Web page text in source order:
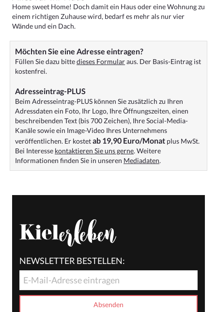
Home sweet Home! Doch damit ein Haus oder eine Wohnung zu
einem richtigen Zuhause wird, bedarf es mehr als nur vier
Wände und ein Dach.
Möchten Sie eine Adresse eintragen?
Füllen Sie dazu bittedieses Formularaus. Der Basis-Eintrag ist
kostenfrei.
Adresseintrag-PLUS
Beim Adresseintrag-PLUS können Sie zusätzlich zu Ihren
Adressdaten ein Foto, Ihr Logo, Ihre Öffnungszeiten, einen
beschreibenden Text (bis 700 Zeichen), Ihre Social-Media-
Kanäle sowie ein Image-Video Ihres Unternehmens
veröffentlichen. Er kostetab 19,90 Euro/Monat plus MwSt.
Bei Interesse kontaktieren Sie uns gerne. Weitere
Informationen finden Sie in unseren Mediadaten.
NEWSLETTER BESTELLEN: